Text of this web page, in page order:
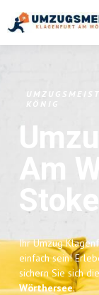
KÖNIG
Am
Ihr Umzug
einfach sein!
sichern Sie sich die
Wörthersee.